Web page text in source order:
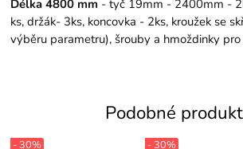
Délka 4800 mm - tyč 19mm - 2400mm -
ks, držák- 3ks, koncovka - 2ks, kroužek se
výběru parametru), šrouby a hmoždinky
Podobné
- 30% - 30%